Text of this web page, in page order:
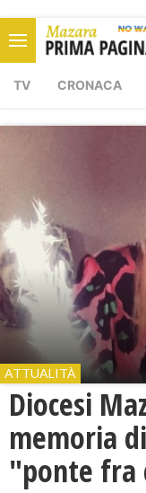
TV CRONACA
ATTUALITÀ
Diocesi
memoria
"ponte fra